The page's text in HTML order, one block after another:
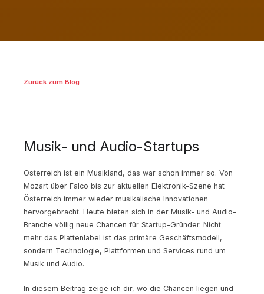
Zurück zum Blog
Musik- und Audio-Startups
Österreich ist ein Musikland, das war schon immer so. Von
Mozart über Falco bis zur aktuellen Elektronik-Szene hat
Österreich immer wieder musikalische Innovationen
hervorgebracht. Heute bieten sich in der Musik- und Audio-
Branche völlig neue Chancen für Startup-Gründer. Nicht
mehr das Plattenlabel ist das primäre Geschäftsmodell,
sondern Technologie, Plattformen und Services rund um
Musik und Audio.
In diesem Beitrag zeige ich dir, wo die Chancen liegen und